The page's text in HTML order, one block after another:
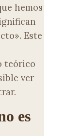
hemos
Este
teórico
ver
es